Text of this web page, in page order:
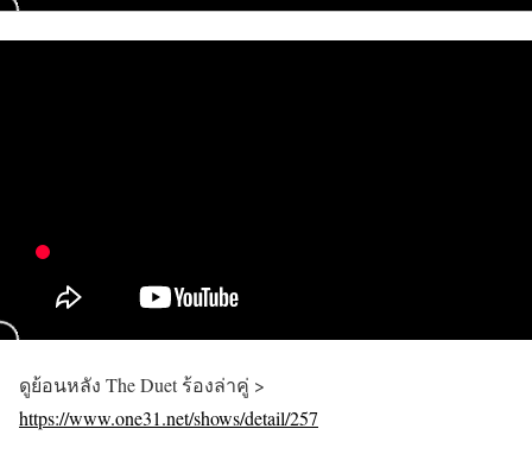
ดูย้อนหลัง The Duet ร้องล่าคู่ >
https://www.one31.net/shows/detail/257